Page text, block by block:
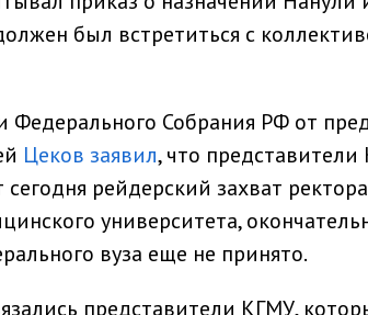
был встретиться с
Федерального Собрания РФ от
Цеков заявил, что
рейдерский захват
университета,
вуза еще не принято.
представители КГМУ,